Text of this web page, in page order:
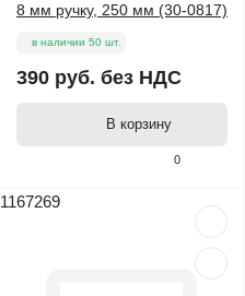
0
8 мм ручку, 250 мм (30-0817)
в наличии 50 шт.
390 руб. без НДС
В корзину
1167269